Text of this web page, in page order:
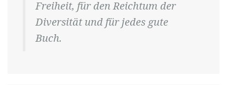
Freiheit, für den Reichtum der
Diversität und für jedes gute
Buch.